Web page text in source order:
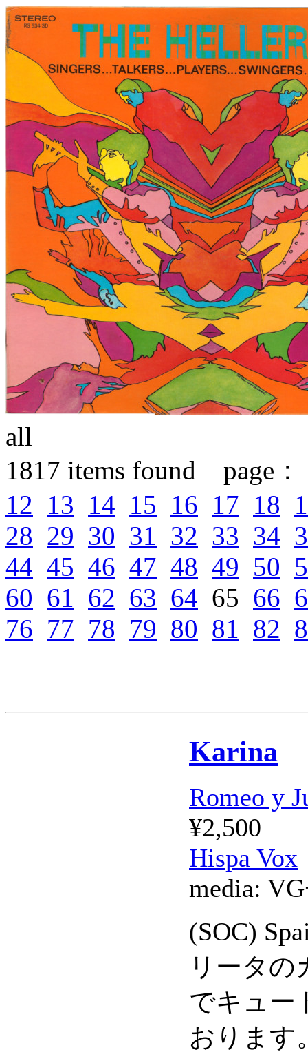
all
1817 items found page：
12 13 14 15 16 17 18
28 29 30 31 32 33 34
44 45 46 47 48 49 50
60 61 62 63 64 65 66
76 77 78 79 80 81 82
Karina
Romeo y
¥2,500
Hispa Vox
media:
(SOC)
リータの
でキュー
おります